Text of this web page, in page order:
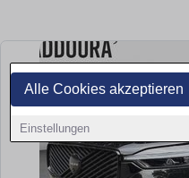
Alle Cookies akzeptieren
Einstellungen